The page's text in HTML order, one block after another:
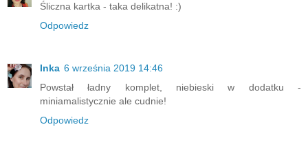
Śliczna kartka - taka delikatna! :)
Odpowiedz
Inka 6 września 2019 14:46
Powstał ładny komplet, niebieski w dodatku -
miniamalistycznie ale cudnie!
Odpowiedz